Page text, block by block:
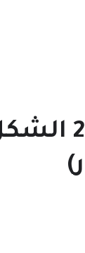
تويوتا